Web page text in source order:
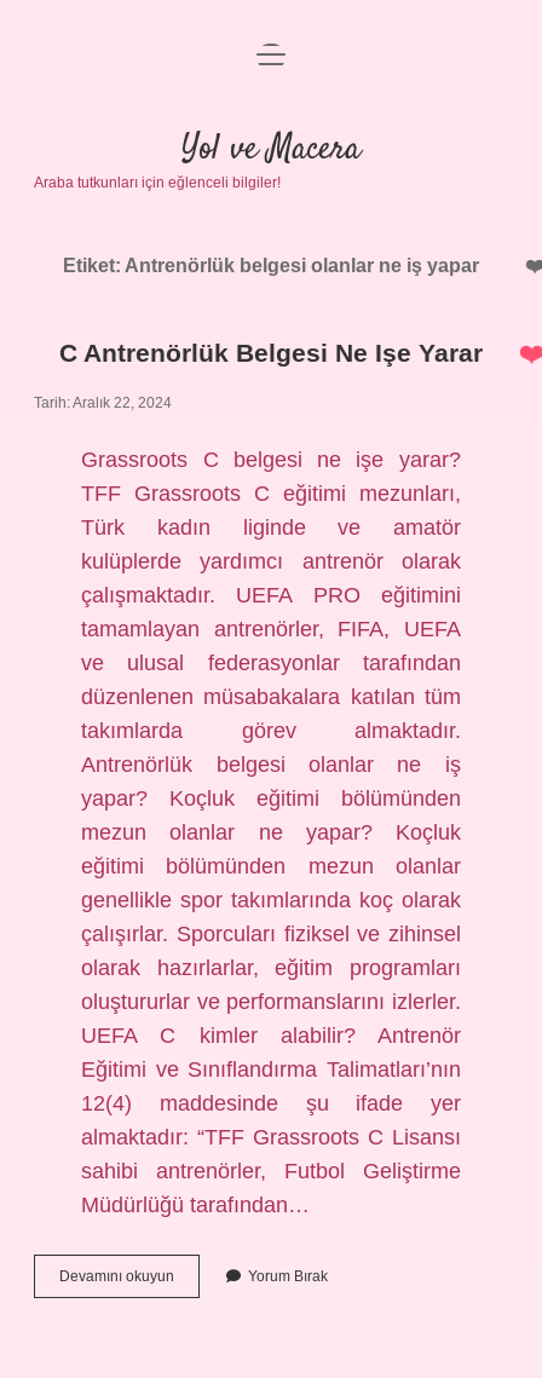
Anasayfa
Gizlilik Politikası
Yasal Uyarı
menüyü
Yol ve Macera
Araba tutkunları için eğlenceli bilgiler!
Etiket: Antrenörlük belgesi olanlar ne iş yapar
C Antrenörlük Belgesi Ne Işe Yarar
Tarih: Aralık 22, 2024
Grassroots C belgesi ne işe yarar?
TFF Grassroots C eğitimi mezunları,
Türk kadın liginde ve amatör
kulüplerde yardımcı antrenör olarak
çalışmaktadır. UEFA PRO eğitimini
tamamlayan antrenörler, FIFA, UEFA
ve ulusal federasyonlar tarafından
düzenlenen müsabakalara katılan tüm
takımlarda görev almaktadır.
Antrenörlük belgesi olanlar ne iş
yapar? Koçluk eğitimi bölümünden
mezun olanlar ne yapar? Koçluk
eğitimi bölümünden mezun olanlar
genellikle spor takımlarında koç olarak
çalışırlar. Sporcuları fiziksel ve zihinsel
olarak hazırlarlar, eğitim programları
oluştururlar ve performanslarını izlerler.
UEFA C kimler alabilir? Antrenör
Eğitimi ve Sınıflandırma Talimatları’nın
12(4) maddesinde şu ifade yer
almaktadır: “TFF Grassroots C Lisansı
sahibi antrenörler, Futbol Geliştirme
Müdürlüğü tarafından…
Devamını okuyun
Antrenörlük
Yorum Bırak